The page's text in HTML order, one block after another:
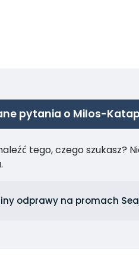
pytania o Milos-
tego, czego szukasz?
odprawy na promach